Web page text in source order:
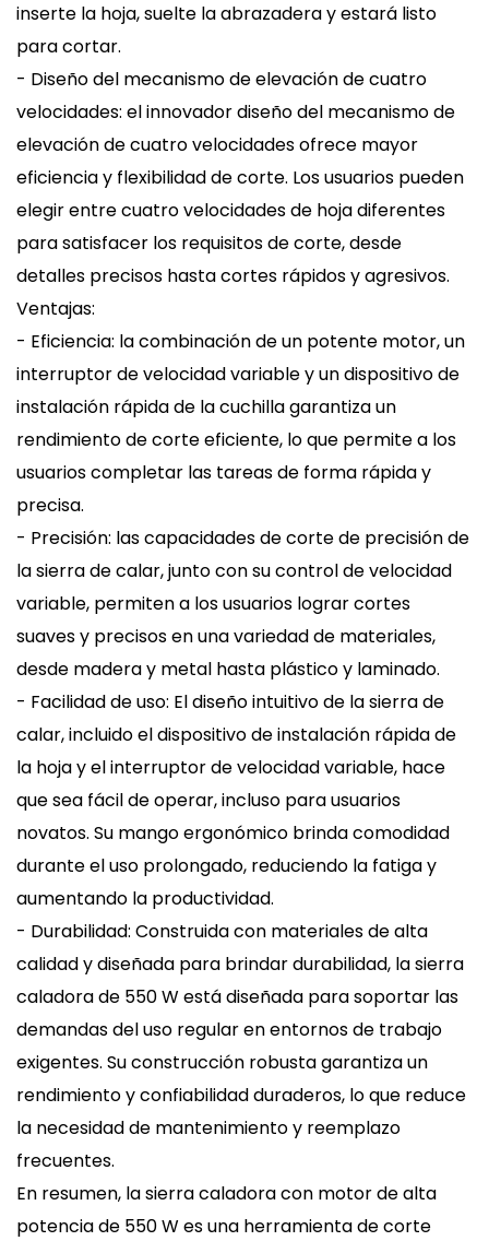
inserte la hoja, suelte la abrazadera y estará listo
para cortar.
- Diseño del mecanismo de elevación de cuatro
velocidades: el innovador diseño del mecanismo de
elevación de cuatro velocidades ofrece mayor
eficiencia y flexibilidad de corte. Los usuarios pueden
elegir entre cuatro velocidades de hoja diferentes
para satisfacer los requisitos de corte, desde
detalles precisos hasta cortes rápidos y agresivos.
Ventajas:
- Eficiencia: la combinación de un potente motor, un
interruptor de velocidad variable y un dispositivo de
instalación rápida de la cuchilla garantiza un
rendimiento de corte eficiente, lo que permite a los
usuarios completar las tareas de forma rápida y
precisa.
- Precisión: las capacidades de corte de precisión de
la sierra de calar, junto con su control de velocidad
variable, permiten a los usuarios lograr cortes
suaves y precisos en una variedad de materiales,
desde madera y metal hasta plástico y laminado.
- Facilidad de uso: El diseño intuitivo de la sierra de
calar, incluido el dispositivo de instalación rápida de
la hoja y el interruptor de velocidad variable, hace
que sea fácil de operar, incluso para usuarios
novatos. Su mango ergonómico brinda comodidad
durante el uso prolongado, reduciendo la fatiga y
aumentando la productividad.
- Durabilidad: Construida con materiales de alta
calidad y diseñada para brindar durabilidad, la sierra
caladora de 550 W está diseñada para soportar las
demandas del uso regular en entornos de trabajo
exigentes. Su construcción robusta garantiza un
rendimiento y confiabilidad duraderos, lo que reduce
la necesidad de mantenimiento y reemplazo
frecuentes.
En resumen, la sierra caladora con motor de alta
potencia de 550 W es una herramienta de corte